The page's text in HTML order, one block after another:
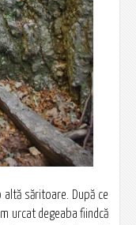
săritoare. După ce
urcat degeaba fiindcă